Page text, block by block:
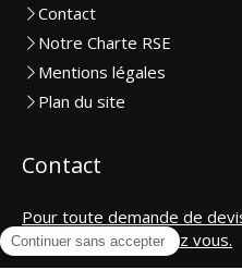
Contact
Notre Charte RSE
Mentions légales
Plan du site
Contact
Pour toute demande de
la plus proche de chez vous.